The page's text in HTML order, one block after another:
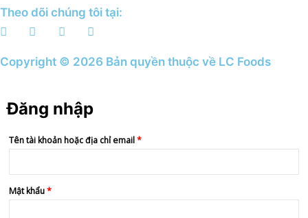
Theo dõi chúng tôi tại:
Copyright © 2026 Bản quyền thuộc về LC Foods
Đăng nhập
Tên tài khoản hoặc địa chỉ email*
Mật khẩu*
Bắt Bắt
Bắt